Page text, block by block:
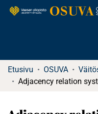
Etusivu OSUVA
Adjacency relation